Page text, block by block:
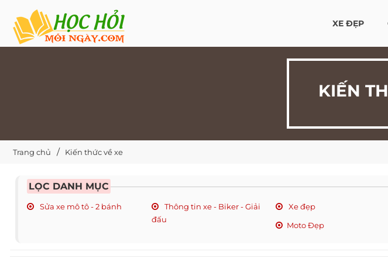
XE ĐẸP
KIẾN
Trang chủ Kiến thức về xe
LỌC DANH MỤC
Sửa xe mô tô - 2 bánh
Thông tin xe - Biker - Giải
đấu
Xe đẹp
Moto Đẹp